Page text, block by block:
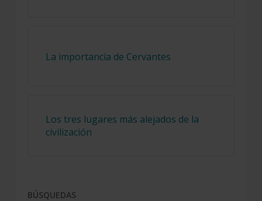
La importancia de Cervantes
Los tres lugares más alejados de la
civilización
BÚSQUEDAS